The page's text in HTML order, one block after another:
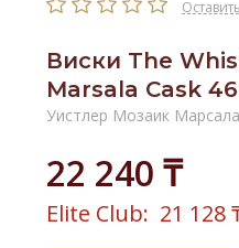
Виски The
Marsala Cask
Уистлер Мозаик
22 240 ₸
Elite Club: 21 128